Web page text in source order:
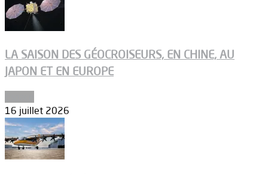
LA SAISON DES GÉOCROISEURS, EN CHINE, AU
JAPON ET EN EUROPE
16 juillet 2026